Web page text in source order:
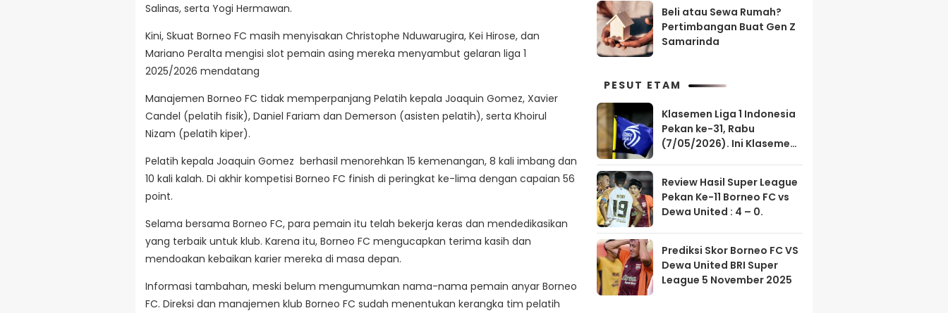
Salinas, serta Yogi Hermawan.
Kini, Skuat Borneo FC masih menyisakan Christophe Nduwarugira, Kei Hirose, dan
Mariano Peralta mengisi slot pemain asing mereka menyambut gelaran liga 1
2025/2026 mendatang
Manajemen Borneo FC tidak memperpanjang Pelatih kepala Joaquin Gomez, Xavier
Candel (pelatih fisik), Daniel Fariam dan Demerson (asisten pelatih), serta Khoirul
Nizam (pelatih kiper).
Pelatih kepala Joaquin Gomez berhasil menorehkan 15 kemenangan, 8 kali imbang dan
10 kali kalah. Di akhir kompetisi Borneo FC finish di peringkat ke-lima dengan capaian 56
point.
Selama bersama Borneo FC, para pemain itu telah bekerja keras dan mendedikasikan
yang terbaik untuk klub. Karena itu, Borneo FC mengucapkan terima kasih dan
mendoakan kebaikan karier mereka di masa depan.
Informasi tambahan, meski belum mengumumkan nama-nama pemain anyar Borneo
FC. Direksi dan manajemen klub Borneo FC sudah menentukan kerangka tim pelatih
Beli atau Sewa Rumah?
Pertimbangan Buat Gen Z
Samarinda
PESUT ETAM
Klasemen Liga 1 Indonesia
Pekan ke-31, Rabu
(7/05/2026). Ini Klasemen
Review Hasil Super League
Pekan Ke-11 Borneo FC vs
Dewa United : 4 – 0.
Prediksi Skor Borneo FC VS
Dewa United BRI Super
League 5 November 2025